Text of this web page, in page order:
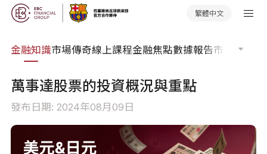
繁體中文
金融知識市場傳奇線上課程金融焦點數據報告市場分析
萬事達股票的投資概況與重點
發布日期: 2024年08月09日